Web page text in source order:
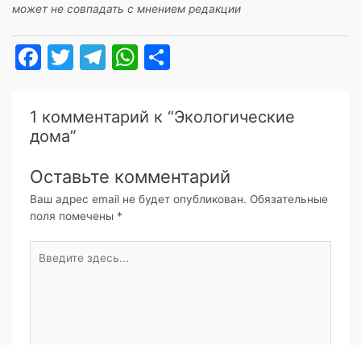
может не совпадать с мнением редакции
F
c
e
o
o
k
T
itt
er
T
e
gr
m
W
at
p
p
п
р
в
и
т
1 комментарий к “Экологические
дома”
Оставьте комментарий
Ваш адрес email не будет опубликован. Обязательные
поля помечены *
здесь...